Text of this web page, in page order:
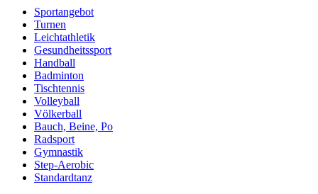
Sportangebot
Turnen
Leichtathletik
Gesundheitssport
Handball
Badminton
Tischtennis
Volleyball
Völkerball
Bauch, Beine, Po
Radsport
Gymnastik
Step-Aerobic
Standardtanz